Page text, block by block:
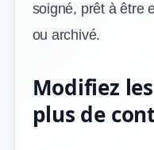
soigné, prêt à être
ou archivé.
Modifiez
plus de